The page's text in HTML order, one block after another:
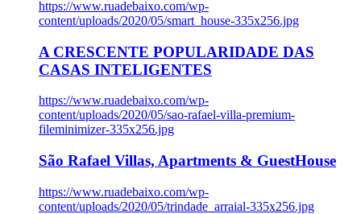
https://www.ruadebaixo.com/wp-
content/uploads/2020/05/smart_house-335x256.jpg
A CRESCENTE POPULARIDADE DAS
CASAS INTELIGENTES
https://www.ruadebaixo.com/wp-
content/uploads/2020/05/sao-rafael-villa-premium-
fileminimizer-335x256.jpg
São Rafael Villas, Apartments & GuestHouse
https://www.ruadebaixo.com/wp-
content/uploads/2020/05/trindade_arraial-335x256.jpg